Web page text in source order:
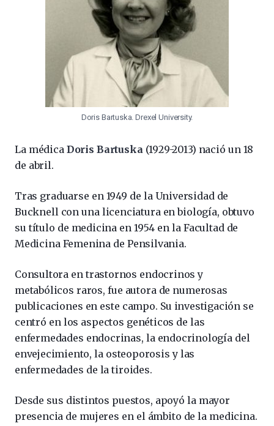
Doris Bartuska. Drexel University.
La médica Doris Bartuska(1929-2013) nació un 18
de abril.
Tras graduarse en 1949 de la Universidad de
Bucknell con una licenciatura en biología, obtuvo
su título de medicina en 1954 en la Facultad de
Medicina Femenina de Pensilvania.
Consultora en trastornos endocrinos y
metabólicos raros, fue autora de numerosas
publicaciones en este campo. Su investigación se
centró en los aspectos genéticos de las
enfermedades endocrinas, la endocrinología del
envejecimiento, la osteoporosis y las
enfermedades de la tiroides.
Desde sus distintos puestos, apoyó la mayor
presencia de mujeres en el ámbito de la medicina.